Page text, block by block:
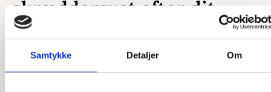
Samtykke Detaljer Om
skræddersyet efter dit
ønske
Som et dansk producerende firma har vi en unik mulighed
for at skræddersy vores produkter præcis efter dine ønsker.